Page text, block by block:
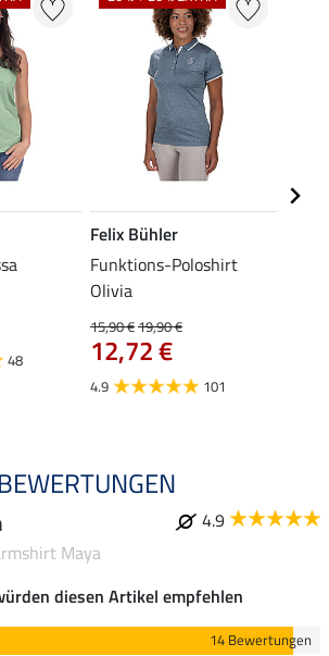
48
Felix Bühler
Funktions-Poloshirt
Olivia
15,90 €19,90 €
12,72 €
4.9 101
BEWERTUNGEN
4.9
Maya
diesen Artikel empfehlen
14 Bewertungen